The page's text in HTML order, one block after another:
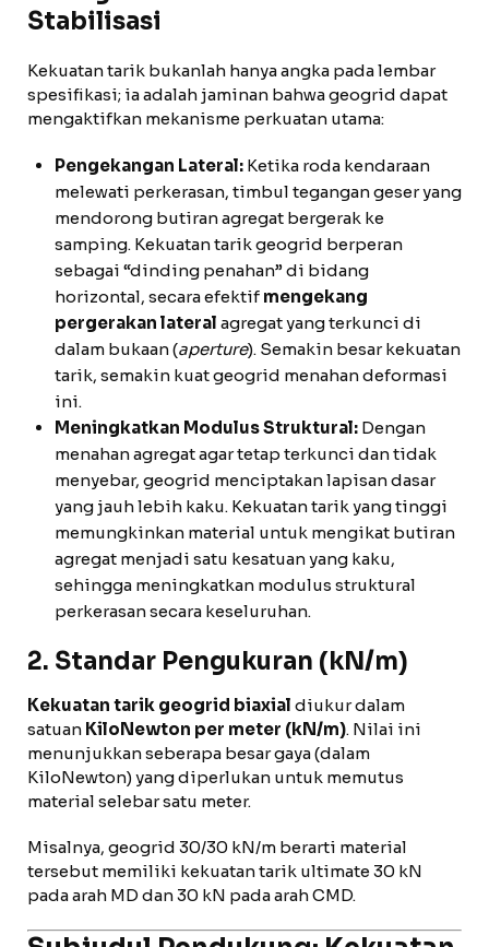
Stabilisasi
Kekuatan tarik bukanlah hanya angka pada lembar
spesifikasi; ia adalah jaminan bahwa geogrid dapat
mengaktifkan mekanisme perkuatan utama:
Pengekangan Lateral: Ketika roda kendaraan
melewati perkerasan, timbul tegangan geser yang
mendorong butiran agregat bergerak ke
samping. Kekuatan tarik geogrid berperan
sebagai “dinding penahan” di bidang
horizontal, secara efektif mengekang
pergerakan lateral agregat yang terkunci di
dalam bukaan (aperture). Semakin besar kekuatan
tarik, semakin kuat geogrid menahan deformasi
ini.
Meningkatkan Modulus Struktural: Dengan
menahan agregat agar tetap terkunci dan tidak
menyebar, geogrid menciptakan lapisan dasar
yang jauh lebih kaku. Kekuatan tarik yang tinggi
memungkinkan material untuk mengikat butiran
agregat menjadi satu kesatuan yang kaku,
sehingga meningkatkan modulus struktural
perkerasan secara keseluruhan.
2. Standar Pengukuran (kN/m)
Kekuatan tarik geogrid biaxial diukur dalam
satuan KiloNewton per meter (kN/m). Nilai ini
menunjukkan seberapa besar gaya (dalam
KiloNewton) yang diperlukan untuk memutus
material selebar satu meter.
Misalnya, geogrid 30/30 kN/m berarti material
tersebut memiliki kekuatan tarik ultimate 30 kN
pada arah MD dan 30 kN pada arah CMD.